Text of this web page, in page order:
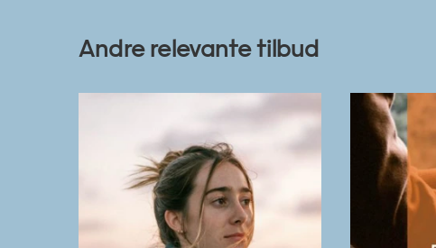
Andre relevante tilbud